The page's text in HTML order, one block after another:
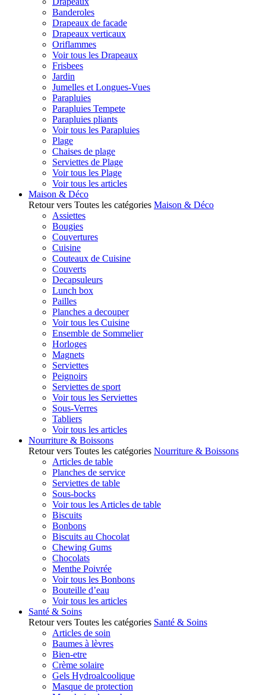
Banderoles
Drapeaux de facade
Drapeaux verticaux
Oriflammes
Voir tous les Drapeaux
Frisbees
Jardin
Jumelles et Longues-Vues
Parapluies
Parapluies Tempete
Parapluies pliants
Voir tous les Parapluies
Plage
Chaises de plage
Serviettes de Plage
Voir tous les Plage
Voir tous les articles
Maison & Déco
Retour vers Toutes les catégories Maison & Déco
Assiettes
Bougies
Couvertures
Cuisine
Couteaux de Cuisine
Couverts
Decapsuleurs
Lunch box
Pailles
Planches a decouper
Voir tous les Cuisine
Ensemble de Sommelier
Horloges
Magnets
Serviettes
Peignoirs
Serviettes de sport
Voir tous les Serviettes
Sous-Verres
Tabliers
Voir tous les articles
Nourriture & Boissons
Retour vers Toutes les catégories Nourriture & Boissons
Articles de table
Planches de service
Serviettes de table
Sous-bocks
Voir tous les Articles de table
Biscuits
Bonbons
Biscuits au Chocolat
Chewing Gums
Chocolats
Menthe Poivrée
Voir tous les Bonbons
Bouteille d’eau
Voir tous les articles
Santé & Soins
Retour vers Toutes les catégories Santé & Soins
Articles de soin
Baumes à lèvres
Bien-etre
Crème solaire
Gels Hydroalcoolique
Masque de protection